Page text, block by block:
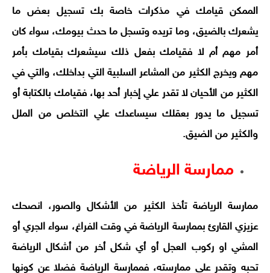
الممكن قيامك في مذكرات خاصة بك تسجيل بعض ما
يشعرك بالضيق، وما تريده وتسجل ما حدث بيومك، سواء كان
أمر مهم أم لا فقيامك بفعل ذلك سيشعرك بقيامك بأمر
مهم ويخرج الكثير من المشاعر السلبية التي بداخلك، والتي في
الكثير من الأحيان لا تقدر علي إخبار أحد بها، فقيامك بالكتابة أو
تسجيل ما يدور بعقلك سيساعدك علي التخلص من الملل
والكثير من الضيق.
ممارسة الرياضة
ممارسة الرياضة تأخذ الكثير من الأشكال والصور، انصحك
عزيزي القارئ بممارسة الرياضة في وقت الفراغ، سواء الجري أو
المشي او ركوب العجل أو أي شكل أخر من أشكال الرياضة
تحبه وتقدر علي ممارسته، فممارسة الرياضة فضلا عن كونها